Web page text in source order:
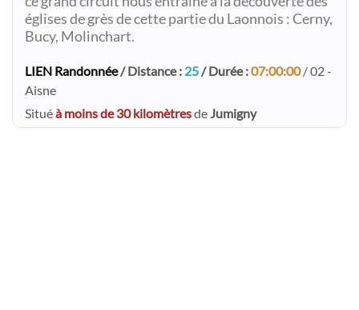
églises de grès de cette partie du Laonnois : Cerny,
Bucy, Molinchart.
LIEN Randonnée/ Distance : 25/ Durée :07:00:00/ 02 -
Aisne
Situéà moins de 30 kilomètresdeJumigny